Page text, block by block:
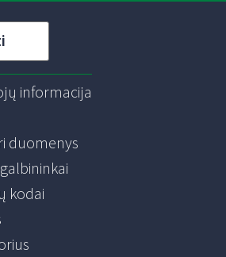
informacija
duomenys
kodai